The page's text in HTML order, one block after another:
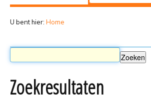
Geavanceerd
U bent hier: Home
Zoekresultaten